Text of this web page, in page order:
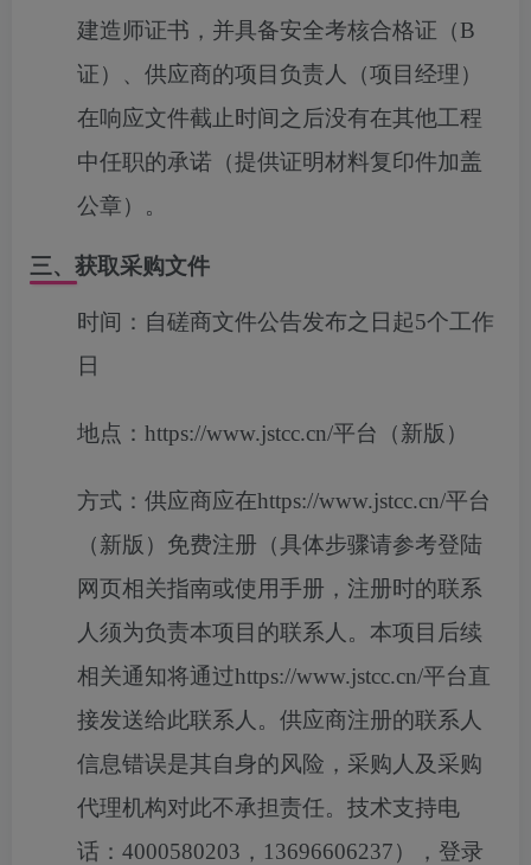
建造师证书，并具备安全考核合格证（B
证）、供应商的项目负责人（项目经理）
在响应文件截止时间之后没有在其他工程
中任职的承诺（提供证明材料复印件加盖
公章）。
三、获取采购文件
时间： 自磋商文件公告发布之日起5个工作
日
地点： https://www.jstcc.cn/平台（新版）
方式： 供应商应在https://www.jstcc.cn/平台
（新版）免费注册（具体步骤请参考登陆
网页相关指南或使用手册，注册时的联系
人须为负责本项目的联系人。本项目后续
相关通知将通过https://www.jstcc.cn/平台直
接发送给此联系人。供应商注册的联系人
信息错误是其自身的风险，采购人及采购
代理机构对此不承担责任。技术支持电
话：4000580203，13696606237），登录